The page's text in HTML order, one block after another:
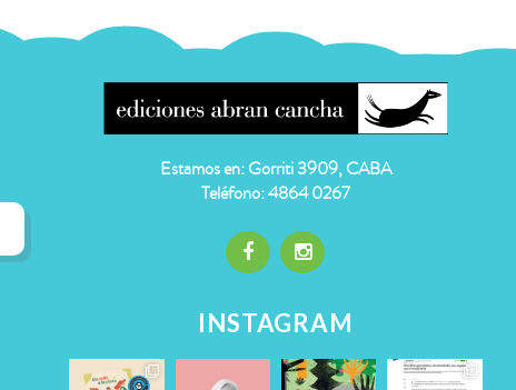
Estamos en: Gorriti 3909, CABA
Teléfono: 4864 0267
INSTAGRAM